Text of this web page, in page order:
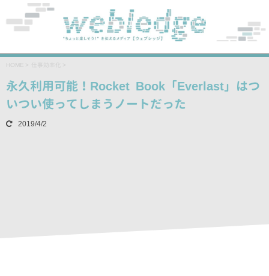
HOME 仕事効率化
永久利用可能！Rocket Book「Everlast」はつ
いつい使ってしまうノートだった
2019/4/2